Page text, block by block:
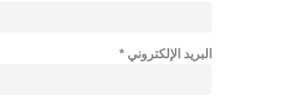
البريد الإلكتروني *